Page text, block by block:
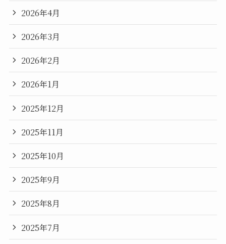
2026年4月
2026年3月
2026年2月
2026年1月
2025年12月
2025年11月
2025年10月
2025年9月
2025年8月
2025年7月